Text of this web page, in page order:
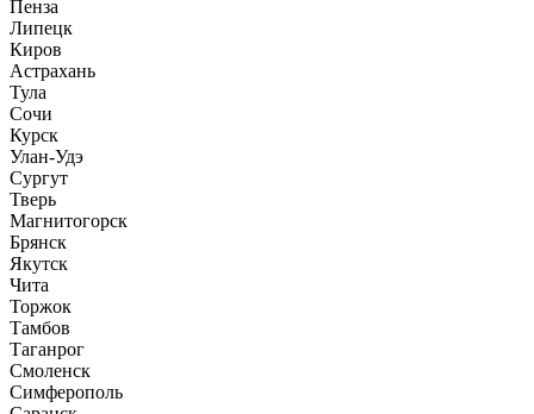
Пенза
Липецк
Киров
Астрахань
Тула
Сочи
Курск
Улан-Удэ
Сургут
Тверь
Магнитогорск
Брянск
Якутск
Чита
Торжок
Тамбов
Таганрог
Смоленск
Симферополь